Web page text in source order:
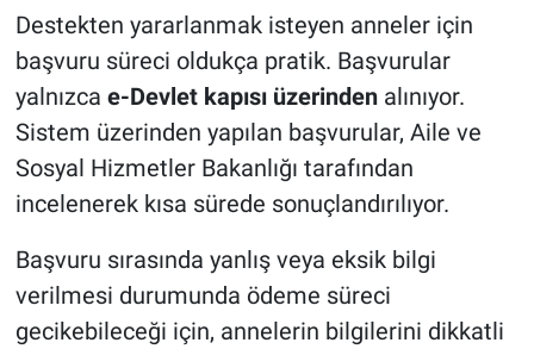
Destekten yararlanmak isteyen anneler için
başvuru süreci oldukça pratik. Başvurular
yalnızca e-Devlet kapısı üzerindenalınıyor.
Sistem üzerinden yapılan başvurular, Aile ve
Sosyal Hizmetler Bakanlığı tarafından
incelenerek kısa sürede sonuçlandırılıyor.
Başvuru sırasında yanlış veya eksik bilgi
verilmesi durumunda ödeme süreci
gecikebileceği için, annelerin bilgilerini dikkatli